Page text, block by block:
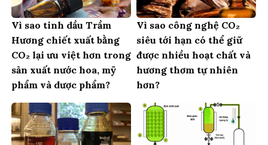
Vì sao tinh dầu Trầm
Hương chiết xuất bằng
CO₂ lại ưu việt hơn trong
sản xuất nước hoa, mỹ
phẩm và dược phẩm?
Vì sao công nghệ CO₂
siêu tới hạn có thể giữ
được nhiều hoạt chất và
hương thơm tự nhiên
hơn?